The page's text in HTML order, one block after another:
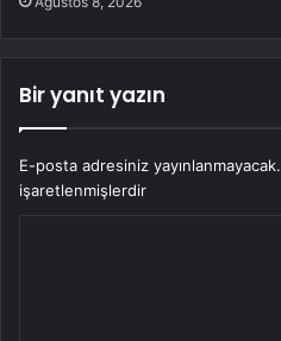
Bir yanıt yazın
E-posta adresiniz yayınlanmayacak.
işaretlenmişlerdir